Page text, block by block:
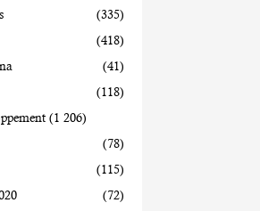
(335)
(418)
(41)
(118)
(1 206)
(78)
(115)
(72)